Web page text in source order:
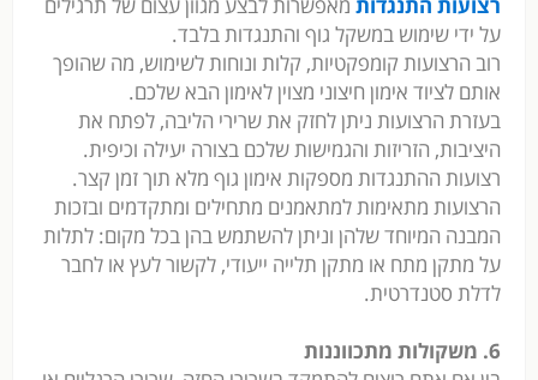
רצועות התנגדות מאפשרות לבצע מגוון עצום של תרגילים
על ידי שימוש במשקל גוף והתנגדות בלבד.
רוב הרצועות קומפקטיות, קלות ונוחות לשימוש, מה שהופך
אותם לציוד אימון חיצוני מצוין לאימון הבא שלכם.
בעזרת הרצועות ניתן לחזק את שרירי הליבה, לפתח את
היציבות, הזריזות והגמישות שלכם בצורה יעילה וכיפית.
רצועות ההתנגדות מספקות אימון גוף מלא תוך זמן קצר.
הרצועות מתאימות למתאמנים מתחילים ומתקדמים ובזכות
המבנה המיוחד שלהן וניתן להשתמש בהן בכל מקום: לתלות
על מתקן מתח או מתקן תלייה ייעודי, לקשור לעץ או לחבר
לדלת סטנדרטית.
6. משקולות מתכווננות